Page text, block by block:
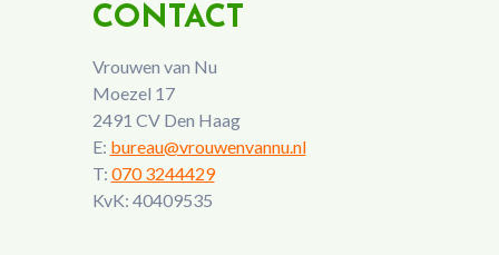
CONTACT
Vrouwen van Nu
Moezel 17
2491 CV Den Haag
E: bureau@vrouwenvannu.nl
T: 070 3244429
KvK: 40409535